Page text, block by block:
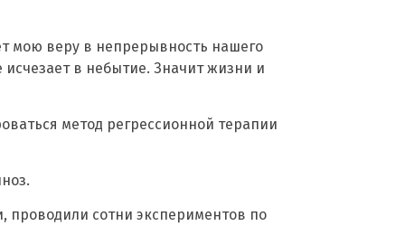
мою веру в непрерывность нашего
в небытие. Значит жизни и
метод регрессионной терапии
проводили сотни экспериментов по